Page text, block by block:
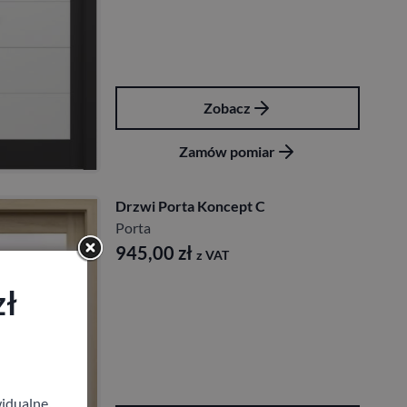
Zobacz
Zamów pomiar
Drzwi Porta Koncept C
Porta
945,00 zł z VAT